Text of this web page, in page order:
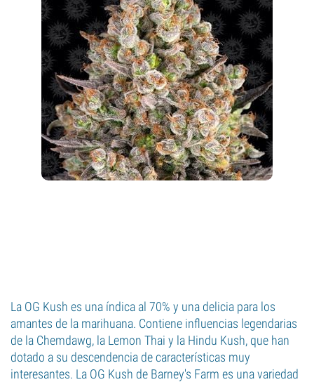
La OG Kush es una índica al 70% y una delicia para los
amantes de la marihuana. Contiene influencias legendarias
de la Chemdawg, la Lemon Thai y la Hindu Kush, que han
dotado a su descendencia de características muy
interesantes. La OG Kush de Barney's Farm es una variedad